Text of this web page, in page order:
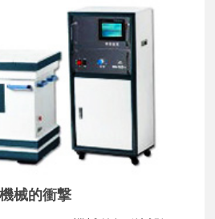
機械的衝撃